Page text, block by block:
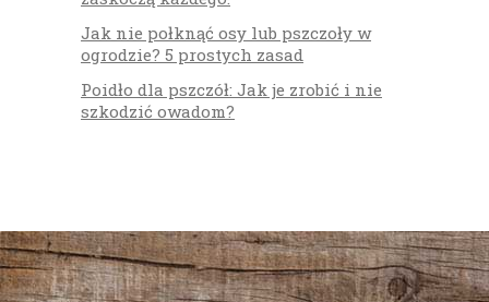
Jak nie połknąć osy lub pszczoły w
ogrodzie? 5 prostych zasad
Poidło dla pszczół: Jak je zrobić i nie
szkodzić owadom?